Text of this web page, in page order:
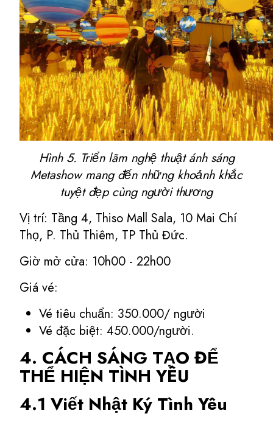
Hình 5. Triển lãm nghệ thuật ánh sáng
Metashow mang đến những khoảnh khắc
tuyệt đẹp cùng người thương
Vị trí: Tầng 4, Thiso Mall Sala, 10 Mai Chí
Thọ, P. Thủ Thiêm, TP Thủ Đức.
Giờ mở cửa: 10h00 - 22h00
Giá vé:
Vé tiêu chuẩn: 350.000/ người
Vé đặc biệt: 450.000/người.
4. CÁCH SÁNG TẠO ĐỂ
THỂ HIỆN TÌNH YÊU
4.1 Viết Nhật Ký Tình Yêu